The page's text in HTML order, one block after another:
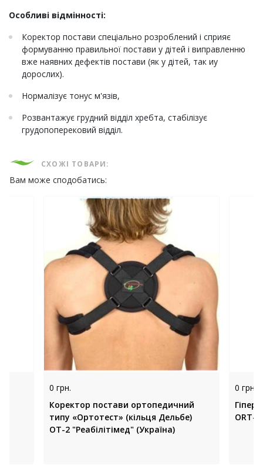
Особливі відмінності:
Коректор постави спеціально розроблений і сприяє
формуванню правильної постави у дітей і виправленню
вже наявних дефектів постави (як у дітей, так иу
дорослих).
Нормалізує тонус м'язів,
Розвантажує грудний відділ хребта, стабілізує
грудопоперековий відділ.
СХОЖІ ТОВАРИ:
Вам може сподобатись:
0 грн.
Коректор постави ортопедичний
типу «Ортотест» (кільця Дельбе)
ОТ-2 "Реабілітімед" (Україна)
0 грн.
ORT-